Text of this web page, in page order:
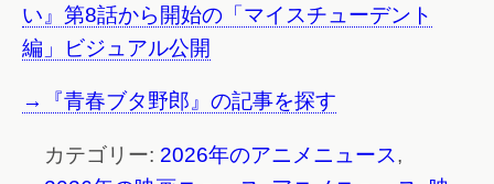
い』第8話から開始の「マイスチューデント
編」ビジュアル公開
→『青春ブタ野郎』の記事を探す
カテゴリー: 2026年のアニメニュース,